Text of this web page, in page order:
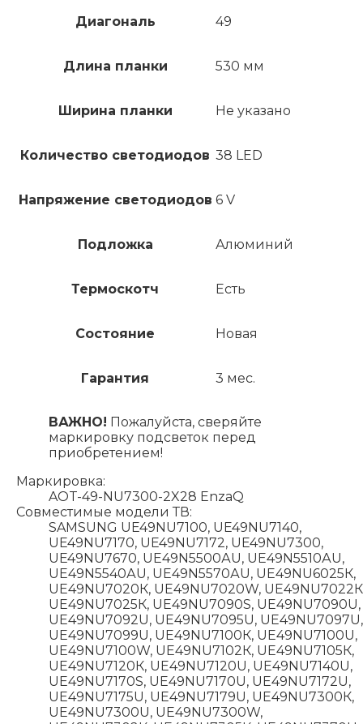
Диагональ 49
Длина планки 530 мм
Ширина планки Не указано
Количество светодиодов 38 LED
Напряжение светодиодов 6 V
Подложка Алюминий
Термоскотч Есть
Состояние Новая
Гарантия 3 мес.
ВАЖНО! Пожалуйста, сверяйте
маркировку подсветок перед
приобретением!
Маркировка:
AOT-49-NU7300-2X28 EnzaQ
Совместимые модели ТВ:
SAMSUNG UE49NU7100, UE49NU7140,
UE49NU7170, UE49NU7172, UE49NU7300,
UE49NU7670, UЕ49N5500АU, UЕ49N5510АU,
UЕ49N5540АU, UЕ49N5570АU, UЕ49NU6025К,
UЕ49NU7020К, UЕ49NU7020W,
UЕ49NU7025К, UЕ49NU7090S, UЕ49NU7090U,
UЕ49NU7092U, UЕ49NU7095U, UЕ49NU7097U,
UЕ49NU7099U, UЕ49NU7100К, UЕ49NU7100U,
UЕ49NU7100W, UЕ49NU7102К, UЕ49NU7105К,
UЕ49NU7120К, UЕ49NU7120U, UЕ49NU7140U,
UЕ49NU7170S, UЕ49NU7170U, UЕ49NU7172U,
UЕ49NU7175U, UЕ49NU7179U, UЕ49NU7300К,
UЕ49NU7300U, UЕ49NU7300W,